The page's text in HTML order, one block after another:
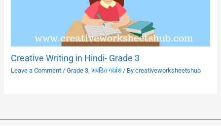
Creative Writing in Hindi- Grade 3
Leave a Comment /Grade 3,अपठित गद्यांश/ Bycreativeworksheetshub